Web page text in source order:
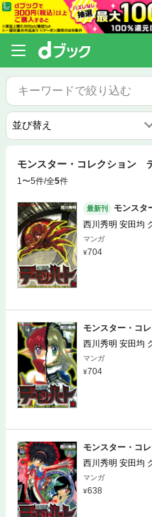
モンスター・コレクション
1〜5件/全5件
最新刊
モンスタ
西川秀明 安田均
マンガ
704
モンスター・コ
西川秀明 安田均
マンガ
704
モンスター・コ
西川秀明 安田均
マンガ
638